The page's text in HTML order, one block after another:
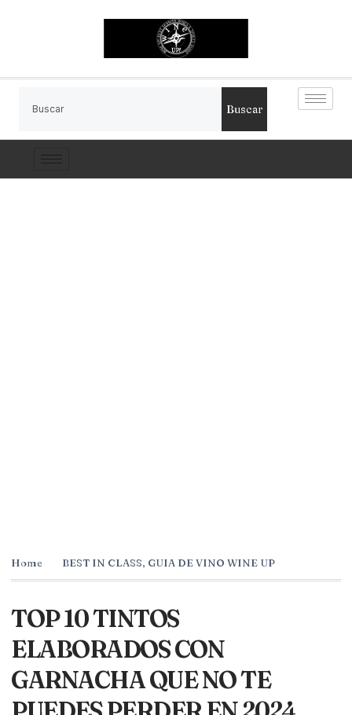
Buscar
Home BEST IN CLASS, GUIA DE VINO WINE UP
TOP 10 TINTOS
ELABORADOS CON
GARNACHA QUE NO TE